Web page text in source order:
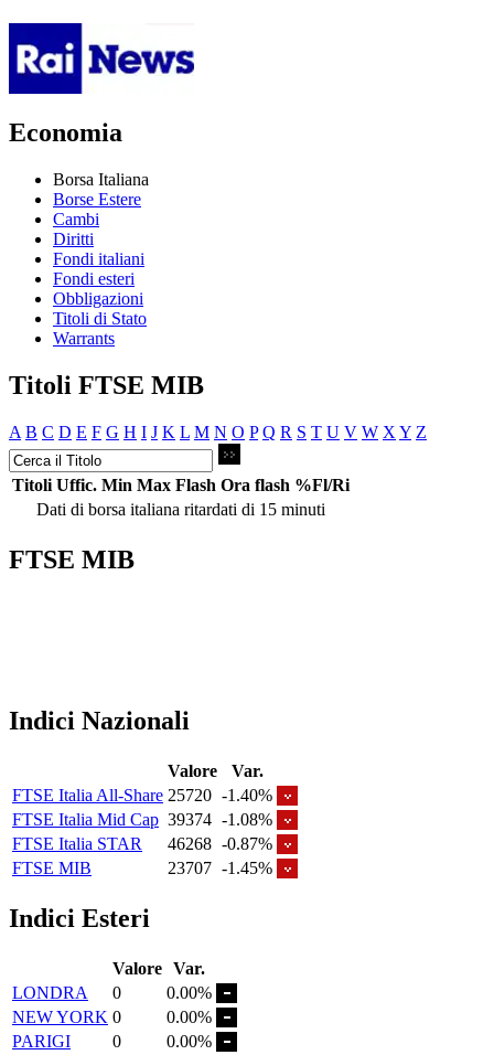
Economia
Borsa Italiana
Borse Estere
Cambi
Diritti
Fondi italiani
Fondi esteri
Obbligazioni
Titoli di Stato
Warrants
Titoli FTSE MIB
A B C D E F G H I J K L M N O P Q R S T U V W X Y Z
Titoli Uffic. Min Max Flash Ora flash %Fl/Ri
Dati di borsa italiana ritardati di 15 minuti
FTSE MIB
Indici Nazionali
Valore
Var.
FTSE Italia All-Share 25720 -1.40%
FTSE Italia Mid Cap 39374 -1.08%
FTSE Italia STAR
46268 -0.87%
FTSE MIB
23707 -1.45%
Indici Esteri
Valore Var.
LONDRA
0
0.00%
NEW YORK 0
0.00%
PARIGI
0
0.00%